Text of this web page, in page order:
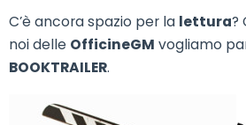
C’è ancora spazio per la lettura?
noi delle OfficineGM vogliamo
BOOKTRAILER.